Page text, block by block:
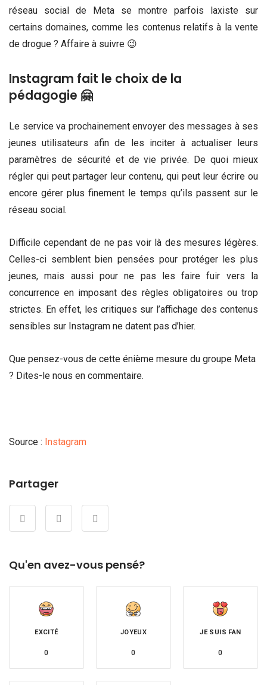
réseau social de Meta se montre parfois laxiste sur
certains domaines, comme les contenus relatifs à la vente
de drogue ? Affaire à suivre 😉
Instagram fait le choix de la
pédagogie 🤗
Le service va prochainement envoyer des messages à ses
jeunes utilisateurs afin de les inciter à actualiser leurs
paramètres de sécurité et de vie privée. De quoi mieux
régler qui peut partager leur contenu, qui peut leur écrire ou
encore gérer plus finement le temps qu’ils passent sur le
réseau social.
Difficile cependant de ne pas voir là des mesures légères.
Celles-ci semblent bien pensées pour protéger les plus
jeunes, mais aussi pour ne pas les faire fuir vers la
concurrence en imposant des règles obligatoires ou trop
strictes. En effet, les critiques sur l’affichage des contenus
sensibles sur Instagram ne datent pas d’hier.
Que pensez-vous de cette énième mesure du groupe Meta
? Dites-le nous en commentaire.
Source : Instagram
Partager
Qu'en avez-vous pensé?
EXCITÉ
0
JOYEUX
0
JE SUIS FAN
0